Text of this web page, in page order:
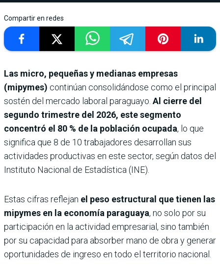
Compartir en redes
Las micro, pequeñas y medianas empresas
(mipymes) continúan consolidándose como el principal
sostén del mercado laboral paraguayo. Al cierre del
segundo trimestre del 2026, este segmento
concentró el 80 % de la población ocupada, lo que
significa que 8 de 10 trabajadores desarrollan sus
actividades productivas en este sector, según datos del
Instituto Nacional de Estadística (INE).
Estas cifras reflejan el peso estructural que tienen las
mipymes en la economía paraguaya, no solo por su
participación en la actividad empresarial, sino también
por su capacidad para absorber mano de obra y generar
oportunidades de ingreso en todo el territorio nacional.